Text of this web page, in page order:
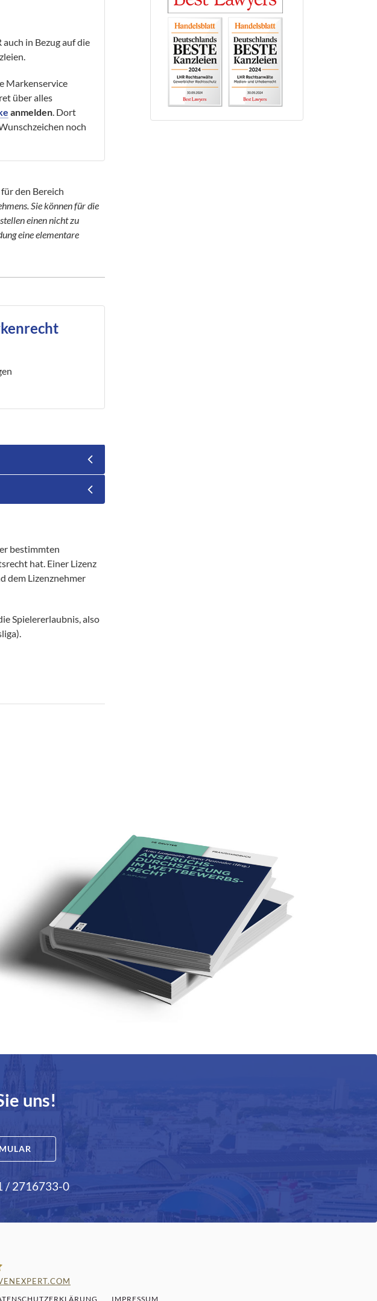
in Bezug auf die
Markenservice
über alles
anmelden . Dort
noch
den Bereich
Sie können für die
einen nicht zu
eine elementare
bestimmten
hat. Einer Lizenz
dem Lizenznehmer
Spielererlaubnis, also
uns!
/ 2716733-0
IMPRESSUM